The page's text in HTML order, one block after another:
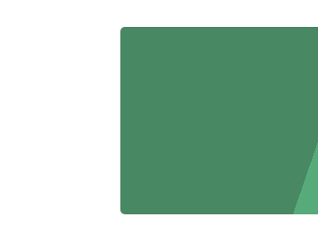
condições ideais.